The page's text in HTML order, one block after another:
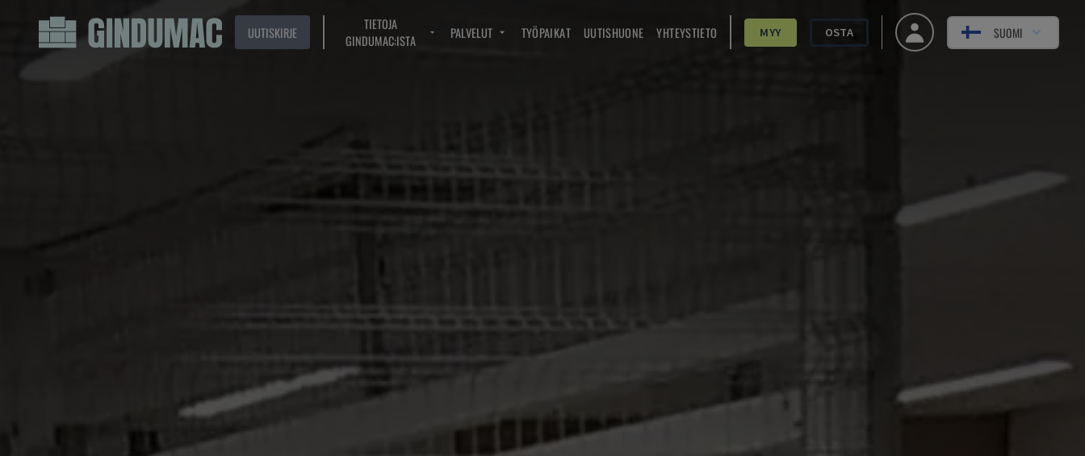
UUTISKIRJE
TIETOJA
GINDUMAC:ISTA
PALVELUT TYÖPAIKAT UUTISHUONE YHTEYSTIETO MYY OSTA SUOMI